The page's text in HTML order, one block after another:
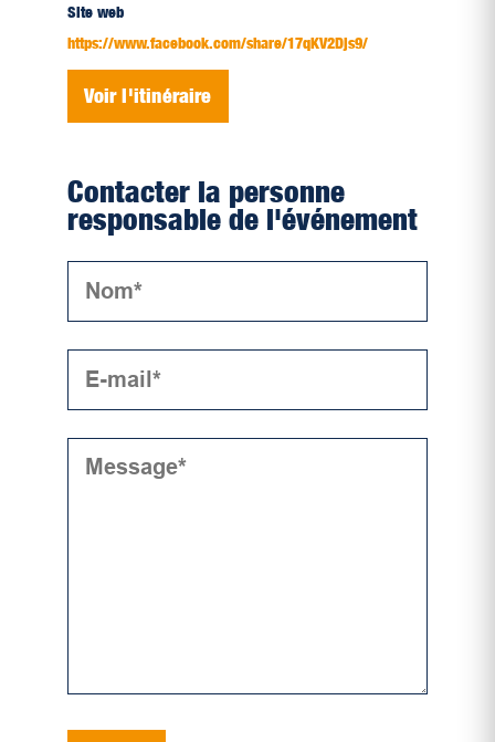
Site web
https://www.facebook.com/share/17qKV2Djs9/
Voir l'itinéraire
Contacter la personne
responsable de l'événement